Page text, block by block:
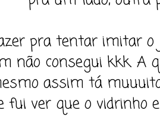
pra tentar imitar
não consegui kkk. A
assim tá
fui ver que o vidrinho